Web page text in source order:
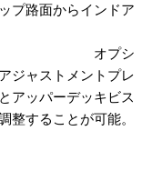
プ路面からインドア
シ
ジャストメントプレ
アッパーデッキビス
整することが可能。